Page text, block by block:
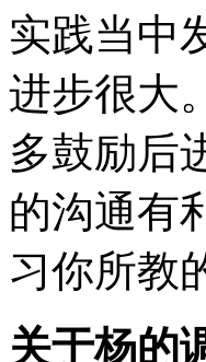
实践当中
进步很大
多鼓励后
的沟通有
习你所教
关于杨的